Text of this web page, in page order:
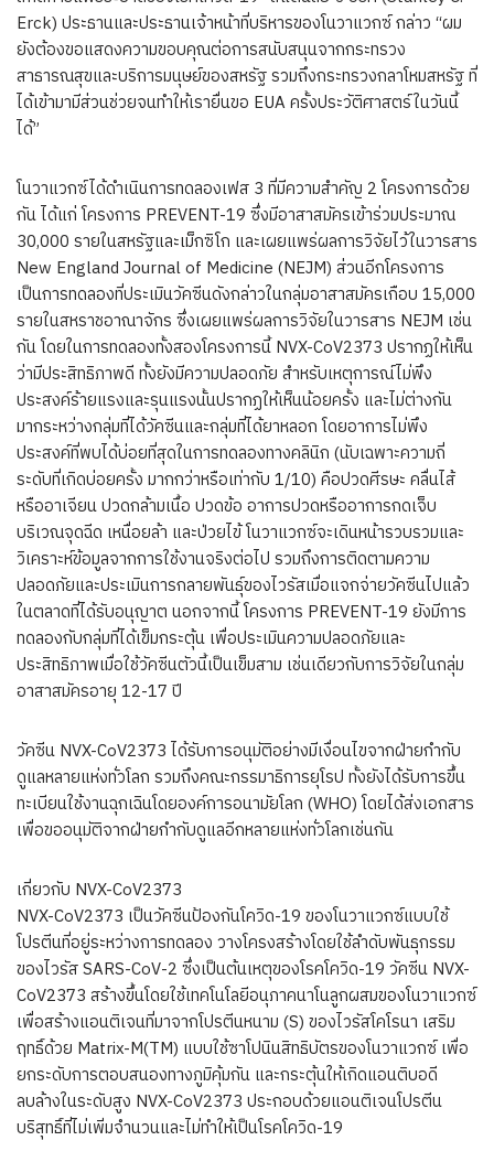
Erck) ประธานและประธานเจ้าหน้าที่บริหารของโนวาแวกซ์ กล่าว “ผม
ยังต้องขอแสดงความขอบคุณต่อการสนับสนุนจากกระทรวง
สาธารณสุขและบริการมนุษย์ของสหรัฐ รวมถึงกระทรวงกลาโหมสหรัฐ ที่
ได้เข้ามามีส่วนช่วยจนทำให้เรายื่นขอ EUA ครั้งประวัติศาสตร์ในวันนี้
ได้”
โนวาแวกซ์ได้ดำเนินการทดลองเฟส 3 ที่มีความสำคัญ 2 โครงการด้วย
กัน ได้แก่ โครงการ PREVENT-19 ซึ่งมีอาสาสมัครเข้าร่วมประมาณ
30,000 รายในสหรัฐและเม็กซิโก และเผยแพร่ผลการวิจัยไว้ในวารสาร
New England Journal of Medicine (NEJM) ส่วนอีกโครงการ
เป็นการทดลองที่ประเมินวัคซีนดังกล่าวในกลุ่มอาสาสมัครเกือบ 15,000
รายในสหราชอาณาจักร ซึ่งเผยแพร่ผลการวิจัยในวารสาร NEJM เช่น
กัน โดยในการทดลองทั้งสองโครงการนี้ NVX-CoV2373 ปรากฏให้เห็น
ว่ามีประสิทธิภาพดี ทั้งยังมีความปลอดภัย สำหรับเหตุการณ์ไม่พึง
ประสงค์ร้ายแรงและรุนแรงนั้นปรากฏให้เห็นน้อยครั้ง และไม่ต่างกัน
มากระหว่างกลุ่มที่ได้วัคซีนและกลุ่มที่ได้ยาหลอก โดยอาการไม่พึง
ประสงค์ที่พบได้บ่อยที่สุดในการทดลองทางคลินิก (นับเฉพาะความถี่
ระดับที่เกิดบ่อยครั้ง มากกว่าหรือเท่ากับ 1/10) คือปวดศีรษะ คลื่นไส้
หรืออาเจียน ปวดกล้ามเนื้อ ปวดข้อ อาการปวดหรืออาการกดเจ็บ
บริเวณจุดฉีด เหนื่อยล้า และป่วยไข้ โนวาแวกซ์จะเดินหน้ารวบรวมและ
วิเคราะห์ข้อมูลจากการใช้งานจริงต่อไป รวมถึงการติดตามความ
ปลอดภัยและประเมินการกลายพันธุ์ของไวรัสเมื่อแจกจ่ายวัคซีนไปแล้ว
ในตลาดที่ได้รับอนุญาต นอกจากนี้ โครงการ PREVENT-19 ยังมีการ
ทดลองกับกลุ่มที่ได้เข็มกระตุ้น เพื่อประเมินความปลอดภัยและ
ประสิทธิภาพเมื่อใช้วัคซีนตัวนี้เป็นเข็มสาม เช่นเดียวกับการวิจัยในกลุ่ม
อาสาสมัครอายุ 12-17 ปี
วัคซีน NVX-CoV2373 ได้รับการอนุมัติอย่างมีเงื่อนไขจากฝ่ายกำกับ
ดูแลหลายแห่งทั่วโลก รวมถึงคณะกรรมาธิการยุโรป ทั้งยังได้รับการขึ้น
ทะเบียนใช้งานฉุกเฉินโดยองค์การอนามัยโลก (WHO) โดยได้ส่งเอกสาร
เพื่อขออนุมัติจากฝ่ายกำกับดูแลอีกหลายแห่งทั่วโลกเช่นกัน
เกี่ยวกับ NVX-CoV2373
NVX-CoV2373 เป็นวัคซีนป้องกันโควิด-19 ของโนวาแวกซ์แบบใช้
โปรตีนที่อยู่ระหว่างการทดลอง วางโครงสร้างโดยใช้ลำดับพันธุกรรม
ของไวรัส SARS-CoV-2 ซึ่งเป็นต้นเหตุของโรคโควิด-19 วัคซีน NVX-
CoV2373 สร้างขึ้นโดยใช้เทคโนโลยีอนุภาคนาโนลูกผสมของโนวาแวกซ์
เพื่อสร้างแอนติเจนที่มาจากโปรตีนหนาม (S) ของไวรัสโคโรนา เสริม
ฤทธิ์ด้วย Matrix-M(TM) แบบใช้ซาโปนินสิทธิบัตรของโนวาแวกซ์ เพื่อ
ยกระดับการตอบสนองทางภูมิคุ้มกัน และกระตุ้นให้เกิดแอนติบอดี
ลบล้างในระดับสูง NVX-CoV2373 ประกอบด้วยแอนติเจนโปรตีน
บริสุทธิ์ที่ไม่เพิ่มจำนวนและไม่ทำให้เป็นโรคโควิด-19